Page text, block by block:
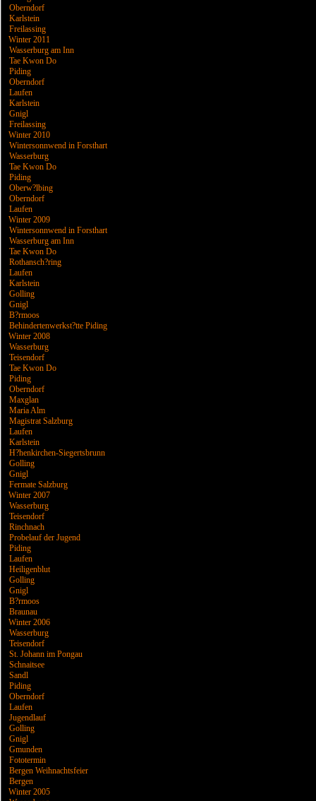
Oberndorf
Karlstein
Freilassing
Winter 2011
Wasserburg am Inn
Tae Kwon Do
Piding
Oberndorf
Laufen
Karlstein
Gnigl
Freilassing
Winter 2010
Wintersonnwend in Forsthart
Wasserburg
Tae Kwon Do
Piding
Oberw?lbing
Oberndorf
Laufen
Winter 2009
Wintersonnwend in Forsthart
Wasserburg am Inn
Tae Kwon Do
Rothansch?ring
Laufen
Karlstein
Golling
Gnigl
B?rmoos
Behindertenwerkst?tte Piding
Winter 2008
Wasserburg
Teisendorf
Tae Kwon Do
Piding
Oberndorf
Maxglan
Maria Alm
Magistrat Salzburg
Laufen
Karlstein
H?henkirchen-Siegertsbrunn
Golling
Gnigl
Fermate Salzburg
Winter 2007
Wasserburg
Teisendorf
Rinchnach
Probelauf der Jugend
Piding
Laufen
Heiligenblut
Golling
Gnigl
B?rmoos
Braunau
Winter 2006
Wasserburg
Teisendorf
St. Johann im Pongau
Schnaitsee
Sandl
Piding
Oberndorf
Laufen
Jugendlauf
Golling
Gnigl
Gmunden
Fototermin
Bergen Weihnachtsfeier
Bergen
Winter 2005